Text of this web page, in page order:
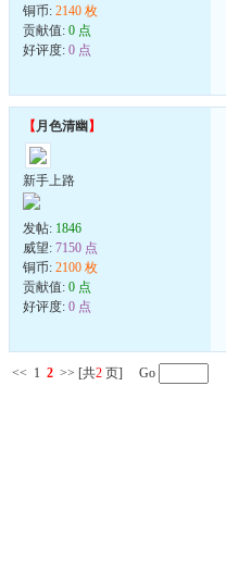
铜币: 2140 枚
贡献值: 0 点
好评度: 0 点
【月色清幽 】
新手上路
发帖: 1846
威望: 7150 点
铜币: 2100 枚
贡献值: 0 点
好评度: 0 点
<< 1 2 >> [共2 页] Go